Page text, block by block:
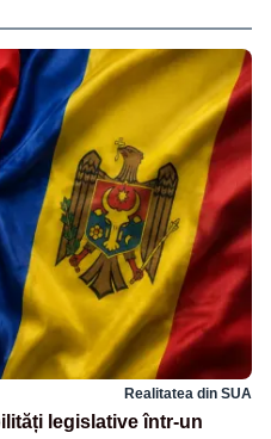
Realitatea din SUA
legislative într-un